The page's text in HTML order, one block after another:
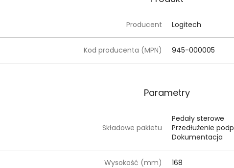
Producent Logitech
Kod producenta (MPN) 945-000005
Parametry
Składowe pakietu
Pedały sterowe
Przedłużenie
Dokumentacja
Wysokość (mm) 168